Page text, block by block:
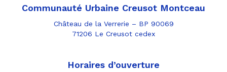
Communauté Urbaine Creusot Montceau
Château de la Verrerie – BP 90069
71206 Le Creusot cedex
Horaires d’ouverture